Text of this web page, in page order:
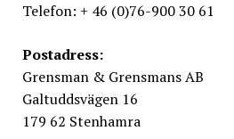
Telefon: + 46 (0)76-900 30 61
Postadress:
Grensman & Grensmans AB
Galtuddsvägen 16
179 62 Stenhamra